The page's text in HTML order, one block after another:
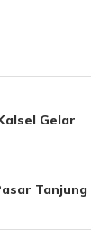
Gelar
Tanjung